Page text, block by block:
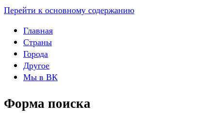
Перейти к основному содержанию
Главная
Страны
Города
Другое
Мы в ВК
Форма поиска